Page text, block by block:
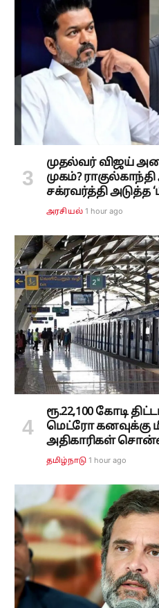
முதல்வர் விஜய்
முகம்?
சக்ரவர்த்தி அடுத்த
அரசியல் 1 hour ago
ரூ.22,100 கோடி
மெட்ரோ கனவுக்கு
அதிகாரிகள்
தமிழ்நாடு 1 hour ago